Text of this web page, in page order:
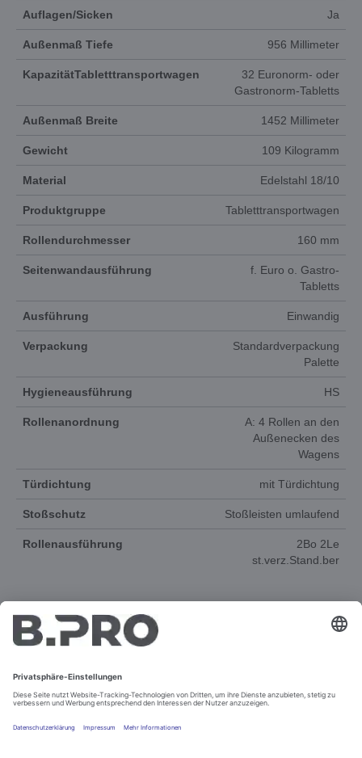
Auflagen/Sicken Ja
Außenmaß Tiefe 956 Millimeter
KapazitätTabletttransportwagen
32 Euronorm- oder
Gastronorm-Tabletts
Außenmaß Breite 1452 Millimeter
Gewicht 109 Kilogramm
Material Edelstahl 18/10
Produktgruppe Tabletttransportwagen
Rollendurchmesser 160 mm
Seitenwandausführung
f. Euro o. Gastro-
Tabletts
Ausführung Einwandig
Verpackung
Standardverpackung
Palette
Hygieneausführung HS
Rollenanordnung
A: 4 Rollen an den
Außenecken des
Wagens
Türdichtung mit Türdichtung
Stoßschutz Stoßleisten umlaufend
Rollenausführung
2Bo 2Le
st.verz.Stand.ber
ERSATZTEILE